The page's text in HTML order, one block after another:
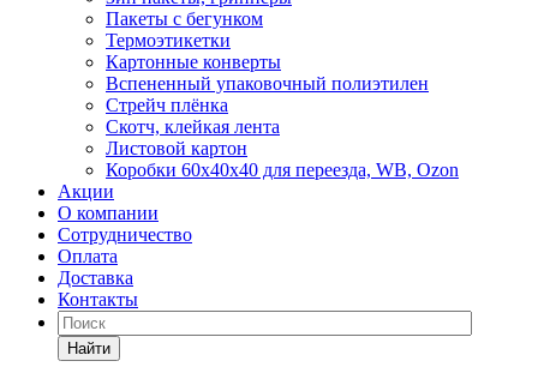
Пакеты с бегунком
Термоэтикетки
Картонные конверты
Вспененный упаковочный полиэтилен
Стрейч плёнка
Скотч, клейкая лента
Листовой картон
Коробки 60х40х40 для переезда, WB, Ozon
Акции
О компании
Сотрудничество
Оплата
Доставка
Контакты
Найти